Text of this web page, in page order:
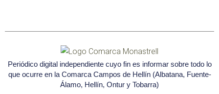
Periódico digital independiente cuyo fin es informar sobre todo lo
que ocurre en la Comarca Campos de Hellín (Albatana, Fuente-
Álamo, Hellín, Ontur y Tobarra)